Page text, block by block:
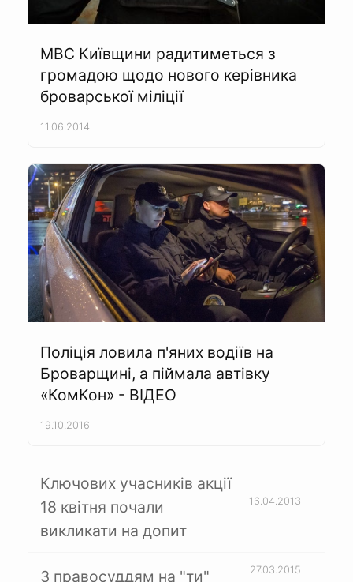
МВС Київщини радитиметься з
громадою щодо нового керівника
броварської міліції
11.06.2014
Поліція ловила п'яних водіїв на
Броварщині, а піймала автівку
«КомКон» - ВІДЕО
19.10.2016
Ключових учасників акції
18 квітня почали
викликати на допит
16.04.2013
З правосуддям на "ти" 27.03.2015